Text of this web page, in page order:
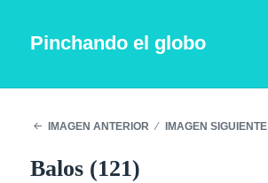
Pinchando el globo
IMAGEN ANTERIOR IMAGEN SIGUIENTE
Balos (121)